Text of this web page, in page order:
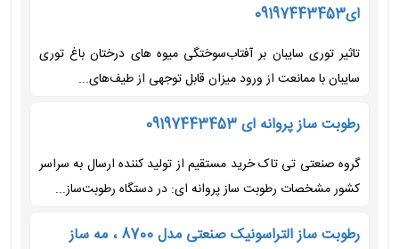
ای09197443453
تاثیر توری سایبان بر آفتاب‌سوختگی میوه های درختان باغ توری
سایبان با ممانعت از ورود میزان قابل توجهی از طیف‌های...
رطوبت ساز پروانه ای 09197443453
گروه صنعتی تی تاک خرید مستقیم از تولید کننده ارسال به سراسر
کشور مشخصات رطوبت ساز پروانه ای: در دستگاه رطوبت‌ساز...
رطوبت ساز التراسونیک صنعتی مدل 8700 ، مه ساز